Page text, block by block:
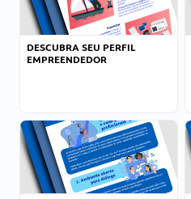
DESCUBRA SEU PERFIL
EMPREENDEDOR